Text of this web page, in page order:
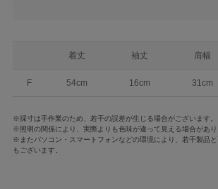
着丈 袖丈 肩幅
F 54cm 16cm 31cm
※採寸は手作業のため、若干の誤差が生じる場合がございます。
※照明の関係により、実際よりも色味が違って見える場合があり
※またパソコン・スマートフォンなどの環境により、若干製品
もございます。